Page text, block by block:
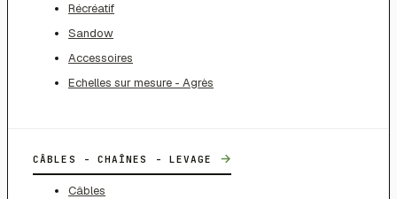
Récréatif
Sandow
Accessoires
Echelles sur mesure - Agrès
CÂBLES - CHAÎNES - LEVAGE →
Câbles